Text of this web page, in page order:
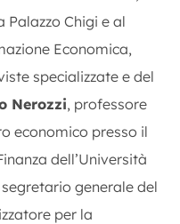
Palazzo Chigi e al
Economica,
specializzate e del
Nerozzi, professore
economico presso il
dell’Università
generale del
per la